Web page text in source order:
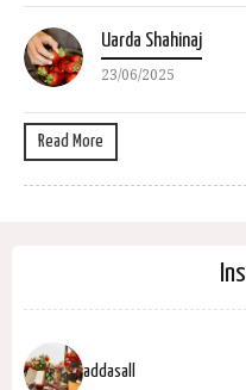
Uarda Shahinaj
23/06/2025
Read More
addasall